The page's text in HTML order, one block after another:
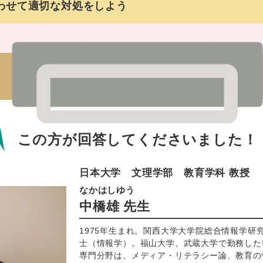
せて適切な対処をしよう
この方が回答してくださいました！
日本大学 文理学部 教育学科 教授
なかはしゆう
中橋雄 先生
1975年生まれ。関西大学大学院総合情報学研
士（情報学）。福⼭⼤学、武蔵大学で勤務し
専門分野は、メディア・リテラシー論、教育